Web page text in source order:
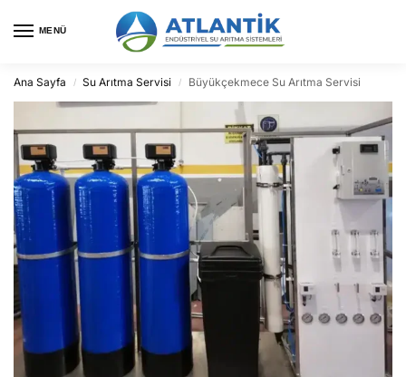
MENÜ
Ana Sayfa / Su Arıtma Servisi / Büyükçekmece Su Arıtma Servisi